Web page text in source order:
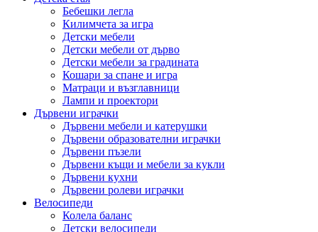
Бебешки легла
Килимчета за игра
Детски мебели
Детски мебели от дърво
Детски мебели за градината
Кошари за спане и игра
Матраци и възглавници
Лампи и проектори
Дървени играчки
Дървени мебели и катерушки
Дървени образователни играчки
Дървени пъзели
Дървени къщи и мебели за кукли
Дървени кухни
Дървени ролеви играчки
Велосипеди
Колела баланс
Детски велосипеди